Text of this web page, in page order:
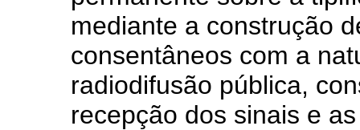
mediante a construção
consentâneos com a
radiodifusão pública,
recepção dos sinais e